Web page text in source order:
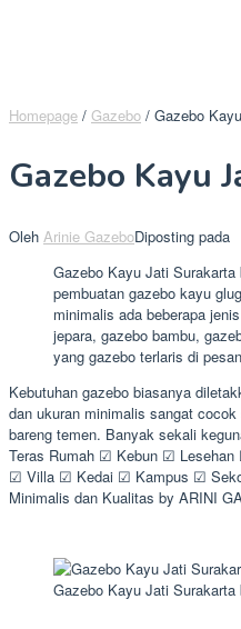
Homepage / Gazebo / Gazebo
Gazebo Kayu
Oleh Arinie GazeboDiposting pada
Gazebo Kayu Jati
pembuatan gazebo kayu
minimalis ada beberapa
jepara, gazebo bambu,
yang gazebo terlaris di
Kebutuhan gazebo biasanya
dan ukuran minimalis sangat
bareng temen. Banyak sekali
Teras Rumah ☑ Kebun ☑
☑ Villa ☑ Kedai ☑ Kampus ☑
Minimalis dan Kualitas by ARINI
Gazebo Kayu Jati